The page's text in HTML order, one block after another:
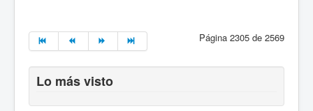
Página 2305 de 2569
Lo más visto